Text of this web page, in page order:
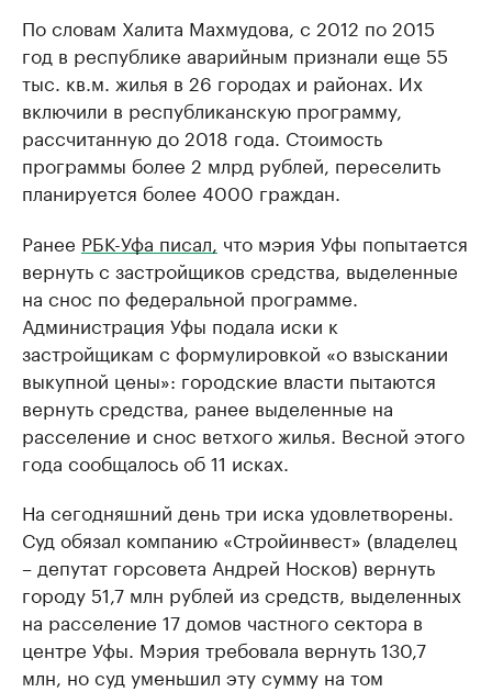
По словам Халита Махмудова, с 2012 по 2015
год в республике аварийным признали еще 55
тыс. кв.м. жилья в 26 городах и районах. Их
включили в республиканскую программу,
рассчитанную до 2018 года. Стоимость
программы более 2 млрд рублей, переселить
планируется более 4000 граждан.
Ранее РБК-Уфа писал, что мэрия Уфы попытается
вернуть с застройщиков средства, выделенные
на снос по федеральной программе.
Администрация Уфы подала иски к
застройщикам с формулировкой «о взыскании
выкупной цены»: городские власти пытаются
вернуть средства, ранее выделенные на
расселение и снос ветхого жилья. Весной этого
года сообщалось об 11 исках.
На сегодняшний день три иска удовлетворены.
Суд обязал компанию «Стройинвест» (владелец
– депутат горсовета Андрей Носков) вернуть
городу 51,7 млн рублей из средств, выделенных
на расселение 17 домов частного сектора в
центре Уфы. Мэрия требовала вернуть 130,7
млн, но суд уменьшил эту сумму на том